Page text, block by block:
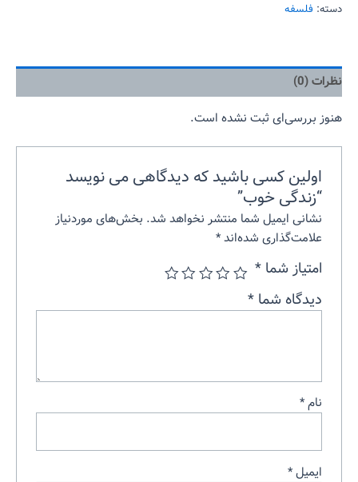
دسته: فلسفه
نظرات (0)
هنوز بررسی‌ای ثبت نشده است.
اولین کسی باشید که دیدگاهی می نویسد
“زندگی خوب”
نشانی ایمیل شما منتشر نخواهد شد. بخش‌های موردنیاز
علامت‌گذاری شده‌اند*
امتیاز شما*
دیدگاه شما*
نام*
ایمیل*